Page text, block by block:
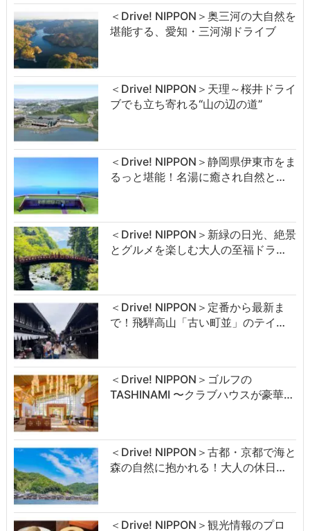
＜Drive! NIPPON＞奥三河の大自然を
堪能する、愛知・三河湖ドライブ
＜Drive! NIPPON＞天理～桜井ドライ
ブでも立ち寄れる“山の辺の道”
＜Drive! NIPPON＞静岡県伊東市をま
るっと堪能！名湯に癒され自然と…
＜Drive! NIPPON＞新緑の日光、絶景
とグルメを楽しむ大人の至福ドラ…
＜Drive! NIPPON＞定番から最新ま
で！飛騨高山「古い町並」のテイ…
＜Drive! NIPPON＞ゴルフの
TASHINAMI 〜クラブハウスが豪華…
＜Drive! NIPPON＞古都・京都で海と
森の自然に抱かれる！大人の休日…
＜Drive! NIPPON＞観光情報のプロ